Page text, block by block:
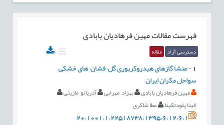
فهرست مقالاتمهین فرهادیان بابادی
دسترسی آزاد مقاله
-منشا گازهای هیدروکربوری گل¬فشان¬های خشکی
سواحل مکران ایران
مهین فرهادیان بابادی بهزاد مهرابی
آدریانو مازینی
الینا پلودتکینا
عطا شاکری
20.1001.1.22518738.1395.6.12.6.1